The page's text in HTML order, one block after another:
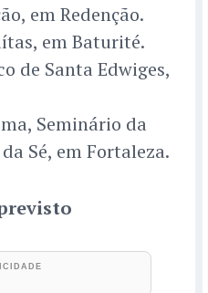
em Redenção.
em Baturité.
de Santa Edwiges,
Seminário da
Sé, em Fortaleza.